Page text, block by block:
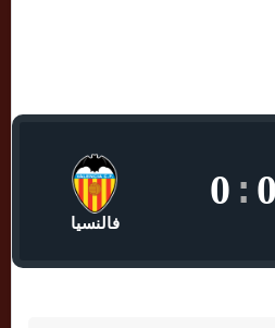
0
:
0
فالنسيا